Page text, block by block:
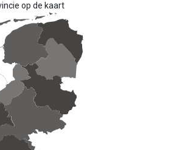
op de kaart